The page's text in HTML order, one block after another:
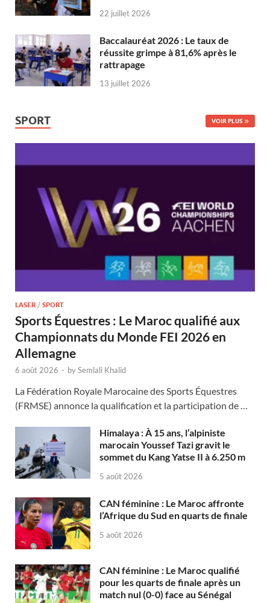
22 juillet 2026
Baccalauréat 2026 : Le taux de
réussite grimpe à 81,6% après le
rattrapage
13 juillet 2026
SPORT VOIR PLUS
LASER / SPORT
Sports Équestres : Le Maroc qualifié aux
Championnats du Monde FEI 2026 en
Allemagne
6 août 2026 - bySemlali Khalid
La Fédération Royale Marocaine des Sports Équestres
(FRMSE) annonce la qualification et la participation de …
Himalaya : À 15 ans, l’alpiniste
marocain Youssef Tazi gravit le
sommet du Kang Yatse II à 6.250 m
5 août 2026
CAN féminine : Le Maroc affronte
l’Afrique du Sud en quarts de finale
5 août 2026
CAN féminine : Le Maroc qualifié
pour les quarts de finale après un
match nul (0-0) face au Sénégal